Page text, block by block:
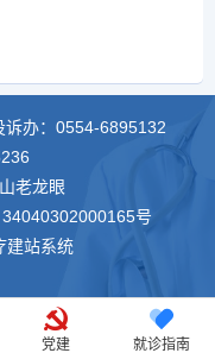
党建 就诊指南
诉办： 0554-6895132
老龙眼
号
建站系统